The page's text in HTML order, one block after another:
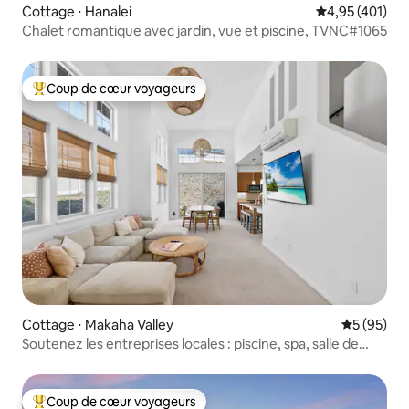
Cottage ⋅ Hanalei Évaluation
4,95 (401)
Chalet romantique avec jardin, vue et piscine, TVNC#1065
Coups de cœur voyageurs les plus appréciés
Coup de cœur voyageurs
Cottage ⋅ Makaha Valley
5 (95)
Soutenez les entreprises locales : piscine, spa, salle de
Coup de cœur voyageurs